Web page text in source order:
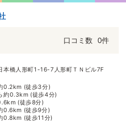
口コミ数 0件
本橋人形町1-16-7人形町ＴＮビル7F
0.2km (徒歩3分)
約0.3km (徒歩4分)
(徒歩8分)
0.6km (徒歩9分)
0.8km (徒歩11分)